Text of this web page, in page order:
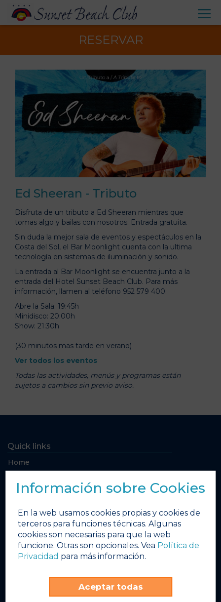
RESERVAR
Ed Sheeran - Tributo
Disfruta de un tributo a Ed Sheeran mientras que
tomas algo y bailas con nosotros. Entrada gratuita.
Sin duda la mejor sala de eventos y espectáculos en la
Costa del Sol, el Bar Moonlight cuenta con la ultima
tecnología en sistemas de iluminación y sonido.
La entrada al Bar Moonlight se encuentra junto a la
entrada del Hotel Sunset Beach Club. Para más
información, llamen al teléfono 952 579 400.
Abre la Sala: 19:45h
Minidisco: 20:00h
Show: 21:30h
(30 minutos mas tarde en verano)
Ver todos los eventos
Todas las actividades, menús y programas están
sujetos a cambios sin previo aviso.
Quick links
Home
Calendario de Eventos
Bares & Restaurantes
Galería de Fotos
Galería de Videos
FBD Hotels
Información sobre Cookies
En la web usamos cookies propias y cookies de
terceros para funciones técnicas. Algunas
cookies son necesarias para que la web
funcione. Otras son opcionales. Vea Política de
Privacidad para más información.
Aceptar todas